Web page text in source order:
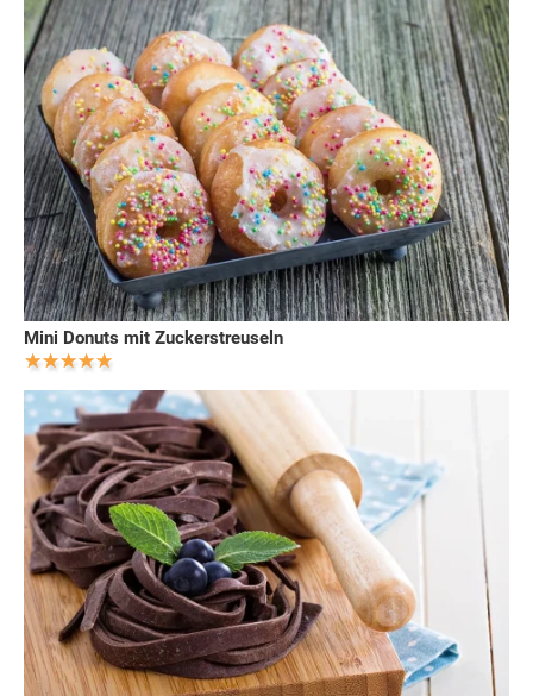
Mini Donuts mit Zuckerstreuseln